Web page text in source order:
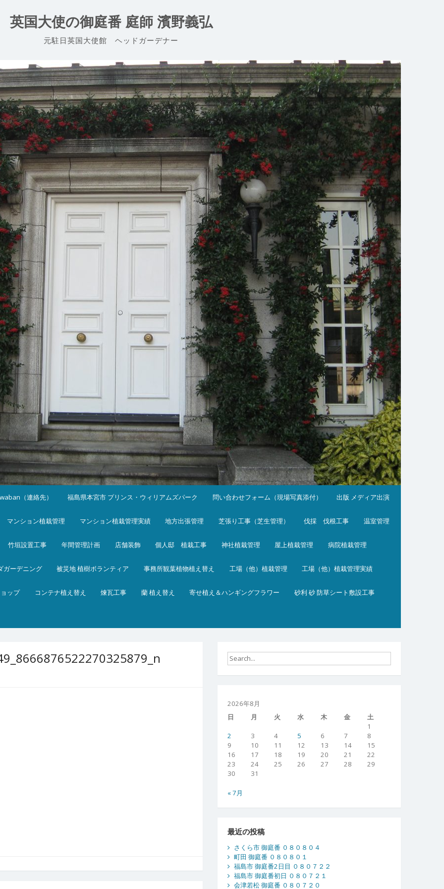
英国大使の御庭番 庭師 濱野義弘
元駐日英国大使館 ヘッドガーデナー
（連絡先） 福島県本宮市 プリンス・ウィリアムズパーク 問い合わせフォーム（現場写真添付） 出版 メディア出演
マンション植栽管理 マンション植栽管理実績 地方出張管理 芝張り工事（芝生管理） 伐採 伐根工事 温室管理
竹垣設置工事 年間管理計画 店舗装飾 個人邸 植栽工事 神社植栽管理 屋上植栽管理 病院植栽管理
ガーデニング 被災地 植樹ボランティア 事務所観葉植物植え替え 工場（他）植栽管理 工場（他）植栽管理実績
ップ コンテナ植え替え 煉瓦工事 蘭 植え替え 寄せ植え＆ハンギングフラワー 砂利 砂 防草シート敷設工事
2026年8月
日
月 火 水 木 金
土
1
2
3 4 5 6 7
8
9
10 11 12 13 14
15
16
17 18 19 20 21
22
23
24 25 26 27 28
29
30
31
« 7月
最近の投稿
さくら市 御庭番 ０８０８０４
町田 御庭番 ０８０８０１
福島市 御庭番2日目 ０８０７２２
福島市 御庭番初日 ０８０７２１
会津若松 御庭番 ０８０７２０